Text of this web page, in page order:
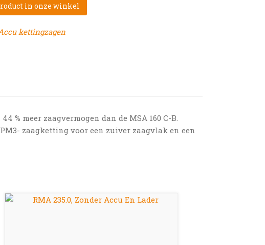
in onze winkel
kettingzagen
meer zaagvermogen dan de MSA 160 C-B.
zaagketting voor een zuiver zaagvlak en een